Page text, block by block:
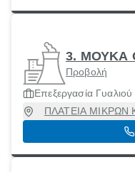
3. ΜΟΥΚΑ
Προβολή
Επεξεργασία Γυαλιού
ΠΛΑΤΕΙΑ ΜΙΚΡΩΝ